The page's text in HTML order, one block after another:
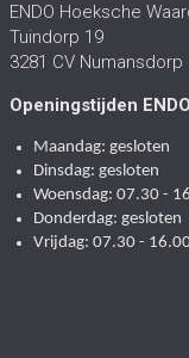
ENDO Hoeksche
Tuindorp 19
3281 CV Numansdorp
Openingstijden
Maandag: gesloten
Dinsdag: gesloten
Woensdag: 07.30 -
Donderdag: gesloten
Vrijdag: 07.30 -